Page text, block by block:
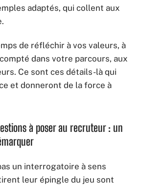
adaptés, qui collent aux
de réfléchir à vos valeurs, à
dans votre parcours, aux
Ce sont ces détails-là qui
et donneront de la force à
à poser au recruteur : un
un interrogatoire à sens
leur épingle du jeu sont